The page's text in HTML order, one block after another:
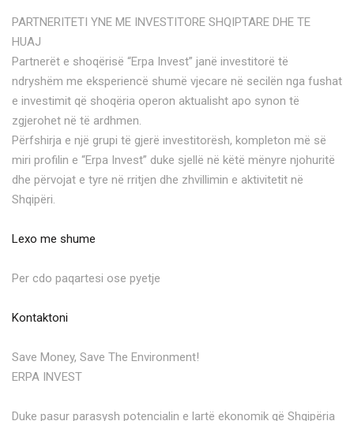
PARTNERITETI YNE ME INVESTITORE SHQIPTARE DHE TE
HUAJ
Partnerët e shoqërisë “Erpa Invest” janë investitorë të
ndryshëm me eksperiencë shumë vjecare në secilën nga fushat
e investimit që shoqëria operon aktualisht apo synon të
zgjerohet në të ardhmen.
Përfshirja e një grupi të gjerë investitorësh, kompleton më së
miri profilin e “Erpa Invest” duke sjellë në këtë mënyre njohuritë
dhe përvojat e tyre në rritjen dhe zhvillimin e aktivitetit në
Shqipëri.
Lexo me shume
Per cdo paqartesi ose pyetje
Kontaktoni
Save Money, Save The Environment!
ERPA INVEST
Duke pasur parasysh potencialin e lartë ekonomik që Shqipëria